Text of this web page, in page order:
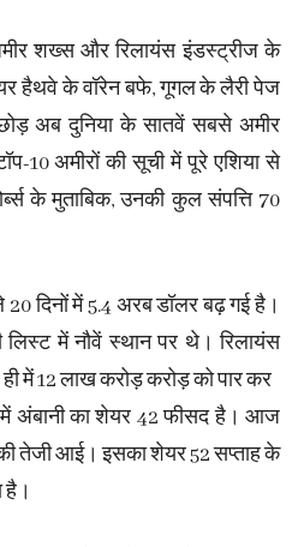
शख्स और रिलायंस इंडस्ट्रीज के
हैथवे के वॉरेन बफे, गूगल के लैरी पेज
अब दुनिया के सातवें सबसे अमीर
10 अमीरों की सूची में पूरे एशिया से
के मुताबिक, उनकी कुल संपत्ति 70
दिनों में 5.4 अरब डॉलर बढ़ गई है।
लिस्ट में नौवें स्थान पर थे। रिलायंस
में 12 लाख करोड़ करोड़ को पार कर
अंबानी का शेयर 42 फीसद है। आज
तेजी आई। इसका शेयर 52 सप्ताह के
है।